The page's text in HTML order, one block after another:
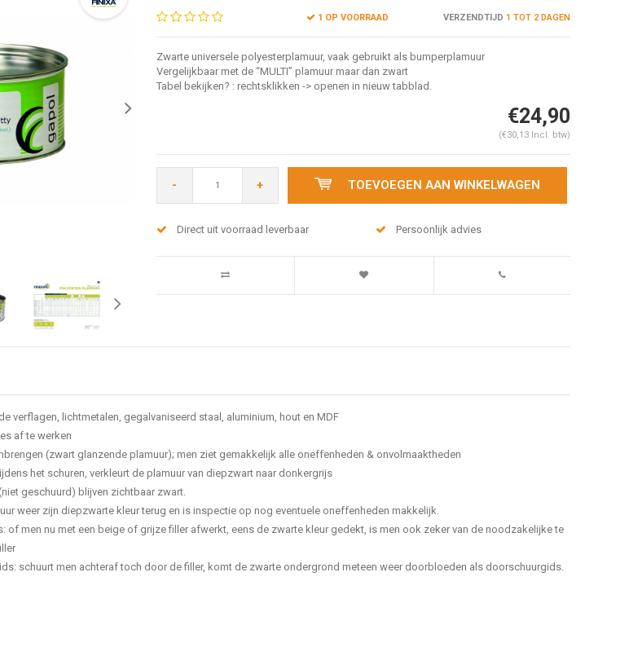
1 OP VOORRAAD VERZENDTIJD 1 TOT 2 DAGEN
Zwarte universele polyesterplamuur, vaak gebruikt als bumperplamuur
Vergelijkbaar met de “MULTI” plamuur maar dan zwart
Tabel bekijken? : rechtsklikken -> openen in nieuw tabblad.
€24,90
(€30,13 Incl. btw)
- + TOEVOEGEN AAN WINKELWAGEN
Direct uit voorraad leverbaar Persoonlijk advies
verflagen, lichtmetalen, gegalvaniseerd staal, aluminium, hout en MDF
af te werken
(zwart glanzende plamuur); men ziet gemakkelijk alle oneffenheden & onvolmaaktheden
het schuren, verkleurt de plamuur van diepzwart naar donkergrijs
geschuurd) blijven zichtbaar zwart.
weer zijn diepzwarte kleur terug en is inspectie op nog eventuele oneffenheden makkelijk.
men nu met een beige of grijze filler afwerkt, eens de zwarte kleur gedekt, is men ook zeker van de noodzakelijke te
schuurt men achteraf toch door de filler, komt de zwarte ondergrond meteen weer doorbloeden als doorschuurgids.